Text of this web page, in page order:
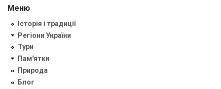
Меню
Історія і традиції
Регіони України
Тури
Пам'ятки
Природа
Блог